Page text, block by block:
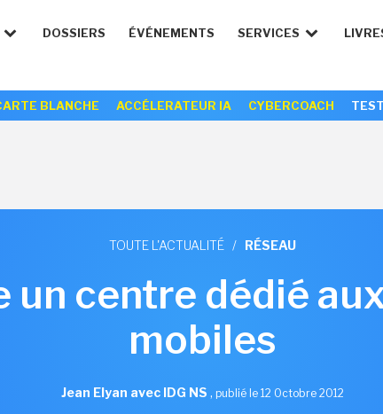
DOSSIERS ÉVÉNEMENTS SERVICES
BLANCHE ACCÉLERATEUR IA CYBERCOACH
TOUTE L'ACTUALITÉ / RÉSEAU
un centre dédié
mobiles
Jean Elyan avec IDG NS , publié le 12 Octobre 2012